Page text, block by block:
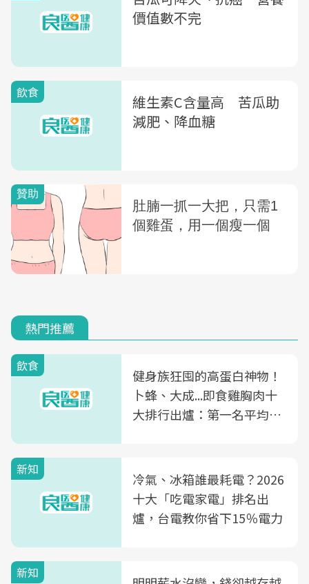
價值數不完
飲食
維生素C含量高 苦瓜助
減肥、降血糖
熱門推薦
飲食
健身族狂囤的高蛋白神物！
卜蜂、大成...即食雞胸肉十
大排行出爐：第一名平均一
新知
冷氣、冰箱誰最耗電？2026
十大「吃電家電」排名出
爐，台電教你省下15％電力
新知